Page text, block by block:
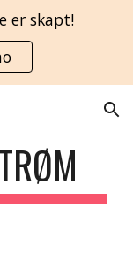
Skip to navigation
er skapt!